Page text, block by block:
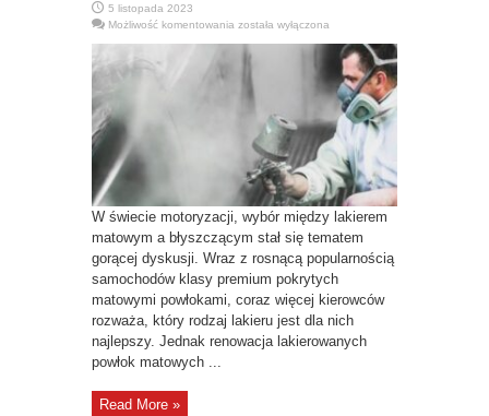
5 listopada 2023
Możliwość komentowania Lakier
vs.
matowych
została wyłączona
W świecie motoryzacji, wybór między lakierem
matowym a błyszczącym stał się tematem
gorącej dyskusji. Wraz z rosnącą popularnością
samochodów klasy premium pokrytych
matowymi powłokami, coraz więcej kierowców
rozważa, który rodzaj lakieru jest dla nich
najlepszy. Jednak renowacja lakierowanych
powłok matowych ...
Read More »